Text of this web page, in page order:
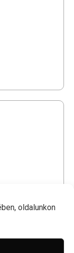
oldalunkon